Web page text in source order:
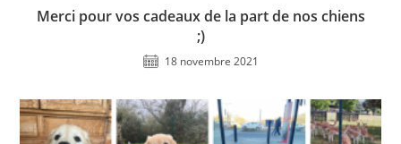
Merci pour vos cadeaux de la part de nos chiens
;)
18 novembre 2021